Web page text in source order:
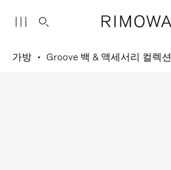
가방 Groove 백 & 액세서리 컬렉션